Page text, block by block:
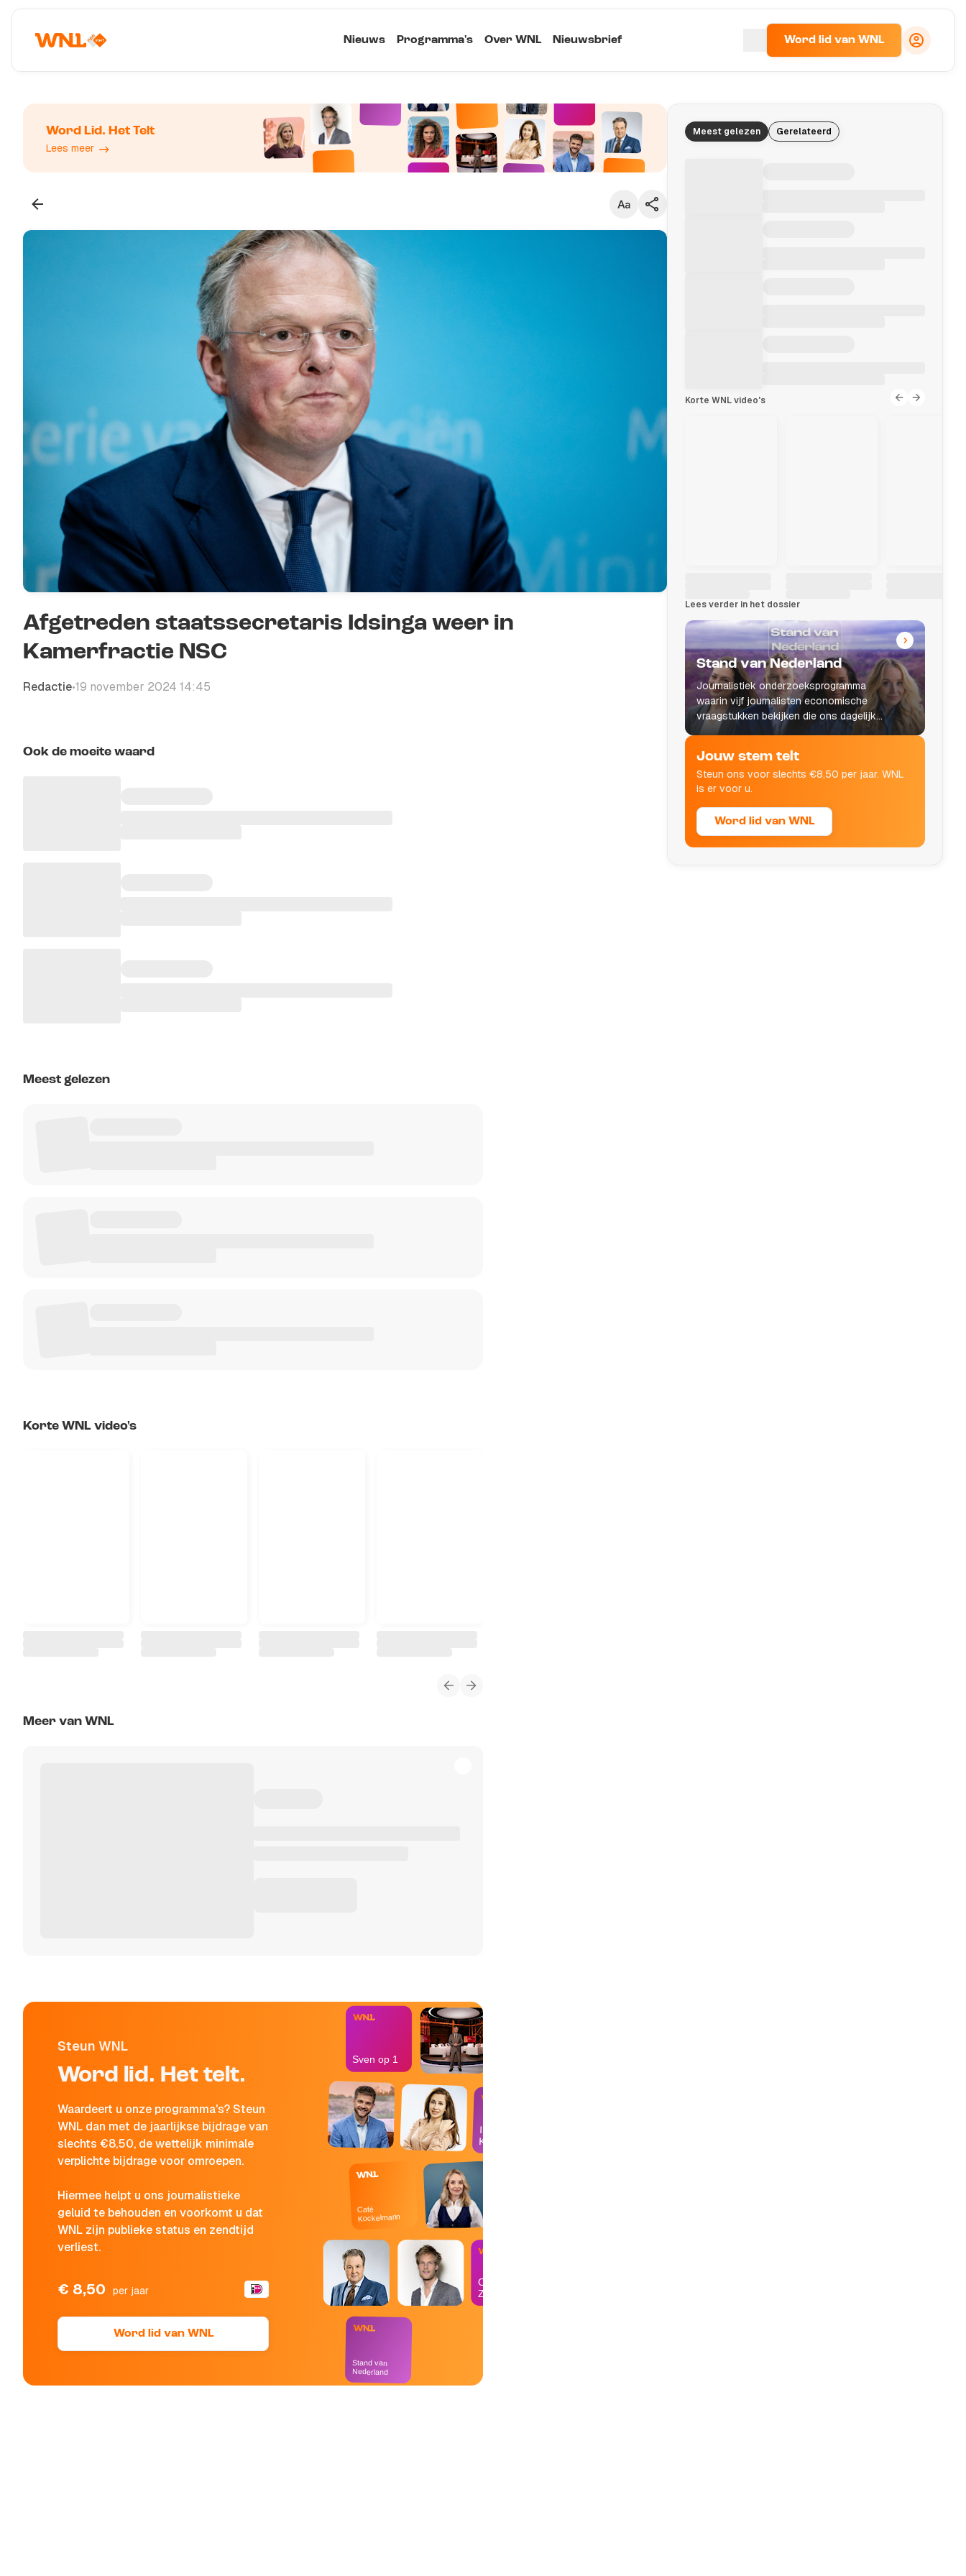
Nieuws Programma's Over WNL Nieuwsbrief Word lid van WNL
Word Lid. Het Telt
Lees meer
Afgetreden staatssecretaris Idsinga weer in
Kamerfractie NSC
Redactie•19 november 2024 14:45
Ook de moeite waard
Meest gelezen
Korte WNL video's
Meer van WNL
Steun WNL
Word lid. Het telt.
Waardeert u onze programma's? Steun
WNL dan met de jaarlijkse bijdrage van
slechts €8,50, de wettelijk minimale
verplichte bijdrage voor omroepen.
Hiermee helpt u ons journalistieke
geluid te behouden en voorkomt u dat
WNL zijn publieke status en zendtijd
verliest.
€ 8,50 per jaar
Word lid van WNL
Stand van
Nederland
Op
Zondag
Café
Kockelmann
In de
Kantine
Sven op 1
Meest gelezen Gerelateerd
Korte WNL video's
Lees verder in het dossier
Stand van Nederland
Journalistiek onderzoeksprogramma
waarin vijf journalisten economische
vraagstukken bekijken die ons dagelijks
leven raken.
Jouw stem telt
Steun ons voor slechts €8,50 per jaar. WNL
is er voor u.
Word lid van WNL